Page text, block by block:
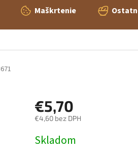
Maškrtenie
€5,70
€4,60 bez DPH
cena:
Skladom